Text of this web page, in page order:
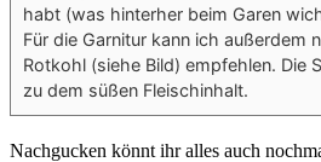
habt (was hinterher beim Garen
Für die Garnitur kann ich außerdem
Rotkohl (siehe Bild) empfehlen. Die
zu dem süßen Fleischinhalt.
Nachgucken könnt ihr alles auch